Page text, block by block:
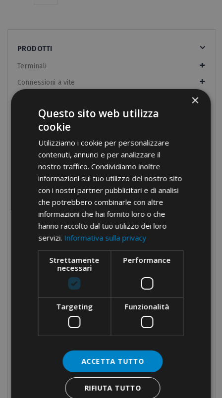
PRODOTTI
Terminali
Connessioni a vite
Morsettiere da quadro
Pressacavi in nylon
Pressacavi in ottone
Fascette
Guaine Termorestringenti
Componenti per quadri
Trecce
Barre in rame filettate
Guaine per protezione cavi
Taglio e foratura barre DIN
Attrezzature oleodinamiche
Prodotti fuori catalogo
×
Questo sito web utilizza
cookie
Utilizziamo i cookie per personalizzare
contenuti, annunci e per analizzare il
nostro traffico. Condividiamo inoltre
informazioni sul tuo utilizzo del nostro sito
con i nostri partner pubblicitari e di analisi
che potrebbero combinarle con altre
informazioni che hai fornito loro o che
hanno raccolto dal tuo utilizzo dei loro
servizi. Informativa sulla privacy
Strettamente
necessari
Performance
Targeting Funzionalità
ACCETTA TUTTO
RIFIUTA TUTTO